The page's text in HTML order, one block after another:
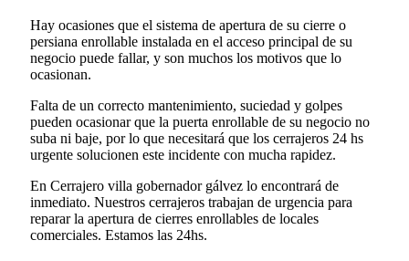
Hay ocasiones que el sistema de apertura de su cierre o
persiana enrollable instalada en el acceso principal de su
negocio puede fallar, y son muchos los motivos que lo
ocasionan.
Falta de un correcto mantenimiento, suciedad y golpes
pueden ocasionar que la puerta enrollable de su negocio no
suba ni baje, por lo que necesitará que los cerrajeros 24 hs
urgente solucionen este incidente con mucha rapidez.
En Cerrajero villa gobernador gálvez lo encontrará de
inmediato. Nuestros cerrajeros trabajan de urgencia para
reparar la apertura de cierres enrollables de locales
comerciales. Estamos las 24hs.